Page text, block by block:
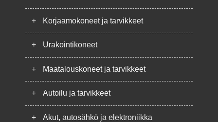
+ Korjaamokoneet ja tarvikkeet
+ Urakointikoneet
+ Maatalouskoneet ja tarvikkeet
+ Autoilu ja tarvikkeet
+ Akut, autosähkö ja elektroniikka